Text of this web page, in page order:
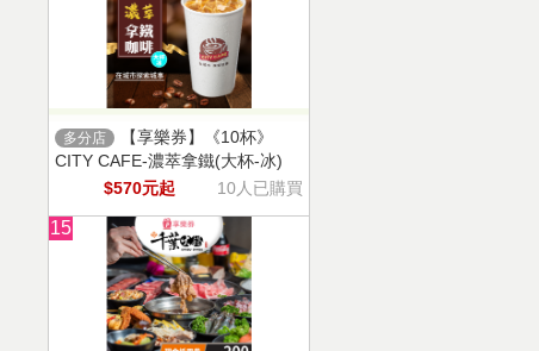
多分店
【享樂券】《10杯》
CITY CAFE-濃萃拿鐵(大杯-冰)
$570元起
10人已購買
15